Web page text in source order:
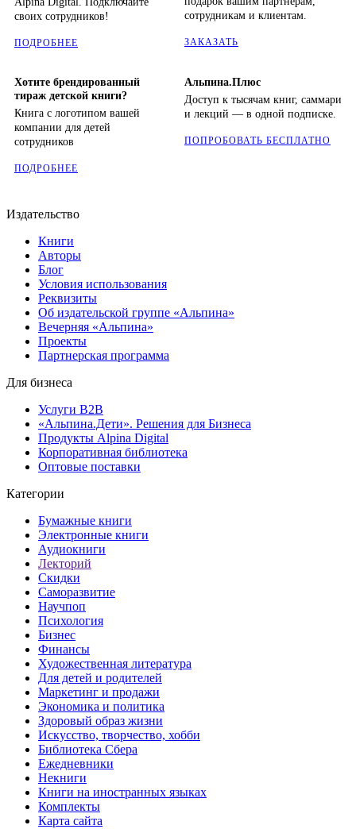
своих сотрудников!
ПОДРОБНЕЕ
сотрудникам и клиентам.
ЗАКАЗАТЬ
Хотите брендированный
тираж детской книги?
Книга с логотипом вашей
компании для детей
сотрудников
ПОДРОБНЕЕ
Альпина.Плюс
Доступ к тысячам книг, саммари
и лекций — в одной подписке.
ПОПРОБОВАТЬ БЕСПЛАТНО
Издательство
Книги
Авторы
Блог
Условия использования
Реквизиты
Об издательской группе «Альпина»
Вечерняя «Альпина»
Проекты
Партнерская программа
Для бизнеса
Услуги B2B
«Альпина.Дети». Решения для Бизнеса
Продукты Alpina Digital
Корпоративная библиотека
Оптовые поставки
Категории
Бумажные книги
Электронные книги
Аудиокниги
Лекторий
Скидки
Саморазвитие
Научпоп
Психология
Бизнес
Финансы
Художественная литература
Для детей и родителей
Маркетинг и продажи
Экономика и политика
Здоровый образ жизни
Искусство, творчество, хобби
Библиотека Сбера
Ежедневники
Некниги
Книги на иностранных языках
Комплекты
Карта сайта